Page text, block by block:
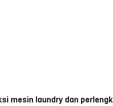
mesin laundry dan